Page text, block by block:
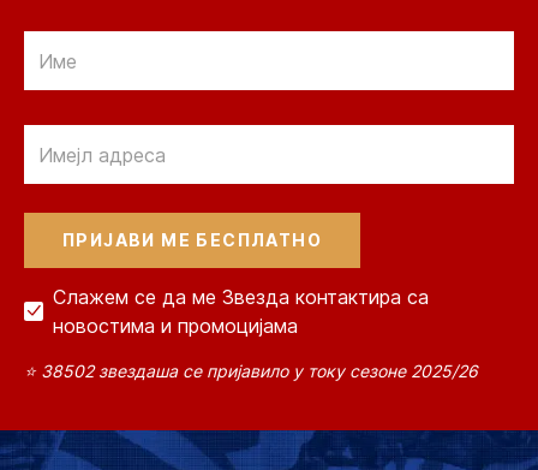
Слажем се да ме Звезда контактира са
новостима и промоцијама
⭐ 38502 звездаша се пријавило у току сезоне 2025/26